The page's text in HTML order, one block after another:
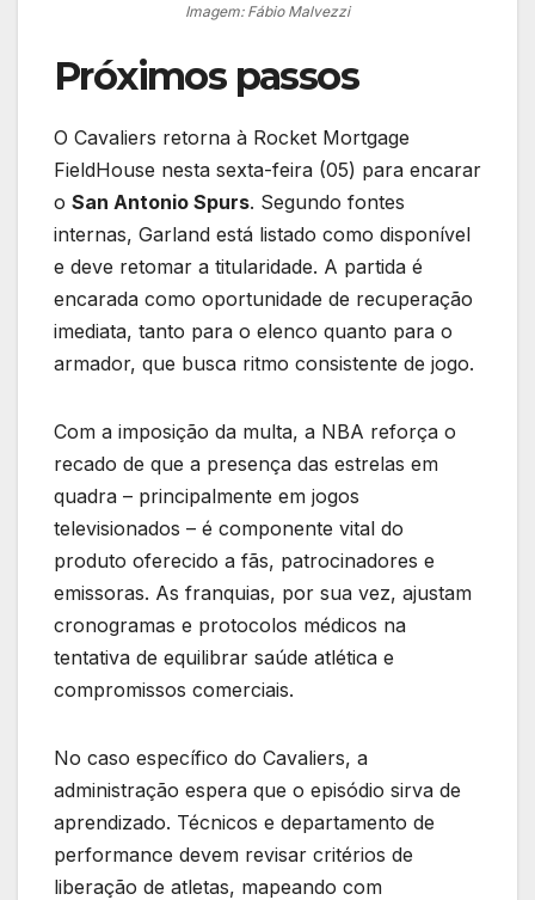
Imagem: Fábio Malvezzi
Próximos passos
O Cavaliers retorna à Rocket Mortgage
FieldHouse nesta sexta-feira (05) para encarar
o San Antonio Spurs. Segundo fontes
internas, Garland está listado como disponível
e deve retomar a titularidade. A partida é
encarada como oportunidade de recuperação
imediata, tanto para o elenco quanto para o
armador, que busca ritmo consistente de jogo.
Com a imposição da multa, a NBA reforça o
recado de que a presença das estrelas em
quadra – principalmente em jogos
televisionados – é componente vital do
produto oferecido a fãs, patrocinadores e
emissoras. As franquias, por sua vez, ajustam
cronogramas e protocolos médicos na
tentativa de equilibrar saúde atlética e
compromissos comerciais.
No caso específico do Cavaliers, a
administração espera que o episódio sirva de
aprendizado. Técnicos e departamento de
performance devem revisar critérios de
liberação de atletas, mapeando com